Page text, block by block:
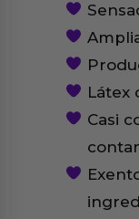
Látex
Casi